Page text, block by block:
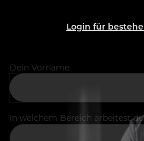
Login für
Dein Vorname
In welchem Bereich arbeitest du